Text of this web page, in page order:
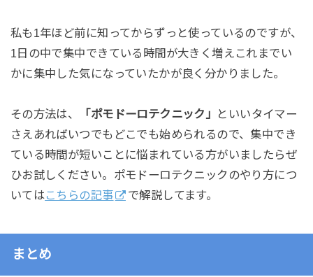
私も1年ほど前に知ってからずっと使っているのですが、
1日の中で集中できている時間が大きく増えこれまでい
かに集中した気になっていたかが良く分かりました。
その方法は、 「ポモドーロテクニック」
といいタイマー
さえあればいつでもどこでも始められるので、集中でき
ている時間が短いことに悩まれている方がいましたらぜ
ひお試しください。ポモドーロテクニックのやり方につ
いてはこちらの記事 で解説してます。
まとめ